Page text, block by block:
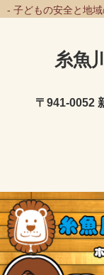
- 子どもの安全と地
糸魚
〒941-0052